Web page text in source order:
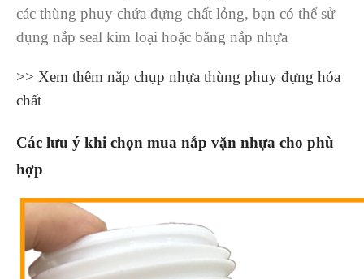
các thùng phuy chứa đựng chất lỏng, bạn có thể sử
dụng nắp seal kim loại hoặc bằng nắp nhựa
>> Xem thêm nắp chụp nhựa thùng phuy đựng hóa
chất
Các lưu ý khi chọn mua nắp vặn nhựa cho phù
hợp